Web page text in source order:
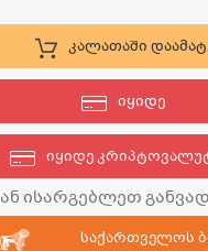
კალათაში
იყიდე
იყიდე
ან ისარგებლეთ
საქართველოს